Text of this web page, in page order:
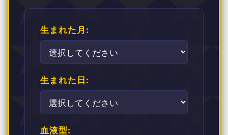
生まれた月:
生まれた日:
血液型: